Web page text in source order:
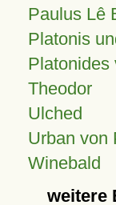
Paulus Lê
Platonis
Platonides
Theodor
Ulched
Urban von
Winebald
weitere